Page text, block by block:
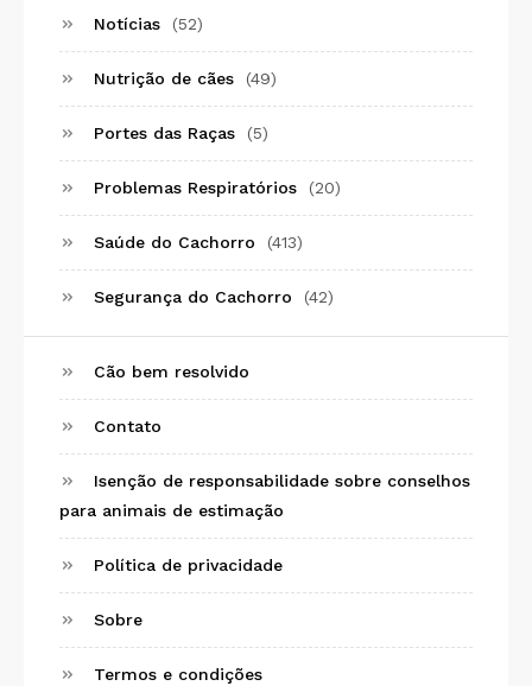
Notícias (52)
Nutrição de cães (49)
Portes das Raças (5)
Problemas Respiratórios (20)
Saúde do Cachorro (413)
Segurança do Cachorro (42)
Cão bem resolvido
Contato
Isenção de responsabilidade sobre conselhos
para animais de estimação
Política de privacidade
Sobre
Termos e condições